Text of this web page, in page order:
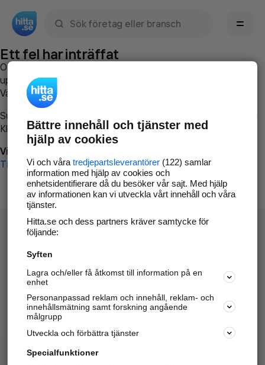
Ett fel har inträffat
Om du vill kan du
uppstod så att vi lättare och snabbare kan avhjälpa det.
Vänligen försök med följande:
Surfa till
Klicka påTillbaka-knappen i webbläsaren och försök igen
Vi beklagar besväret!
Till startsidan
Hitta.se - Gratis nummerupplysning.
Sök företag, personer och platser.
Hitta telefonnummer, adresser, företagsinfo mm.
Marknadsför företaget
Bättre innehåll och tjänster med
hjälp av cookies
Vi och våra tredjepartsleverantörer(122) samlar
information med hjälp av cookies och
enhetsidentifierare då du besöker vår sajt. Med hjälp
av informationen kan vi utveckla vårt innehåll och våra
tjänster.
Hitta.se och dess partners kräver samtycke för
följande:
Syften
Lagra och/eller få åtkomst till information på en
enhet
Personanpassad reklam och innehåll, reklam- och
innehållsmätning samt forskning angående
målgrupp
Utveckla och förbättra tjänster
Specialfunktioner